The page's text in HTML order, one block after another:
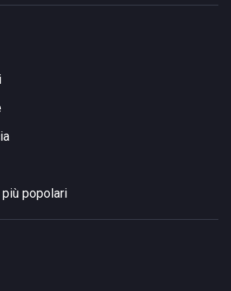
popolari